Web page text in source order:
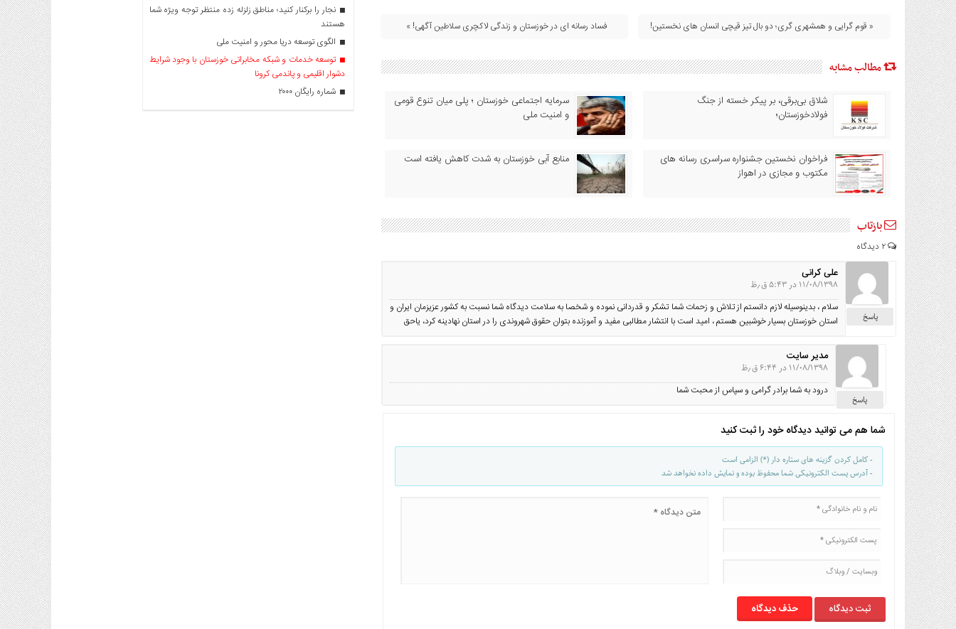
« قوم گرایی و همشهری گری؛ دو بال تیز قیچی انسان های نخستین! فساد رسانه ای در خوزستان و زندگی لاکچری سلاطین آگهی! »
مطالب مشابه
شلاق‌ بی‌برقی، بر پیکر خسته‌ از جنگ
فولادخوزستان؛
سرمایه اجتماعی خوزستان ؛ پلی میان تنوع قومی
و امنیت ملی
فراخوان نخستین جشنواره سراسری رسانه های
مکتوب و مجازی در اهواز
منابع آبی خوزستان به شدت کاهش یافته است
بازتاب
پاسخ
علی کرانی
۱۱/۰۸/۱۳۹۸ در ۵:۴۳ ق٫ظ
سلام ، بدینوسیله لازم دانستم از تلاش و زحمات شما تشکر و قدردانی نموده و شخصا به سلامت دیدگاه شما نسبت به کشور عزیزمان ایران و
استان خوزستان بسیار خوشبین هستم ، امید است با انتشار مطالبی مفید و آموزنده بتوان حقوق شهروندی را در استان نهادینه کرد، یاحق
پاسخ
مدیر سایت
۱۱/۰۸/۱۳۹۸ در ۶:۴۴ ق٫ظ
درود به شما برادر گرامی و سپاس از محبت شما
شما هم می توانید دیدگاه خود را ثبت کنید
- کامل کردن گزینه های ستاره دار (*) الزامی است
- آدرس پست الکترونیکی شما محفوظ بوده و نمایش داده نخواهد شد
حذف دیدگاه
نجار را برکنار کنید؛ مناطق زلزله زده منتظر توجه ویژه شما
هستند
الگوی توسعه دریا محور و امنیت ملی
توسعه خدمات و شبکه مخابراتی خوزستان با وجود شرایط
دشوار اقلیمی و پاندمی کرونا
شماره رایگان ۲۰۰۰